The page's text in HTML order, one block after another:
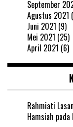
September
Agustus 2021
Juni 2021 (9)
Mei 2021 (25)
April 2021 (6)
Rahmiati
Hamsiah pada